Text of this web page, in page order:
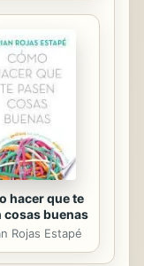
hacer que te
cosas buenas
Rojas Estapé